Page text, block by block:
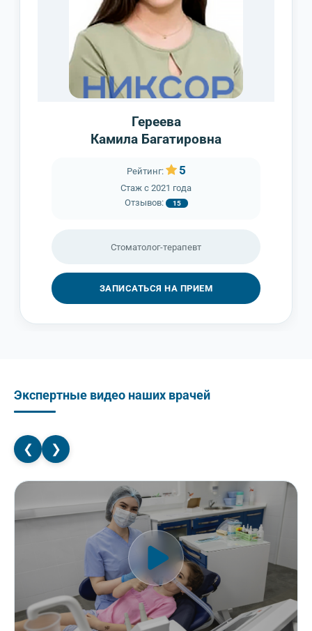
Гереева
Камила Багатировна
Рейтинг: 5
Стаж с 2021 года
Отзывов:
15
Стоматолог-терапевт
ЗАПИСАТЬСЯ НА ПРИЕМ
Экспертные видео наших врачей
❮ ❯